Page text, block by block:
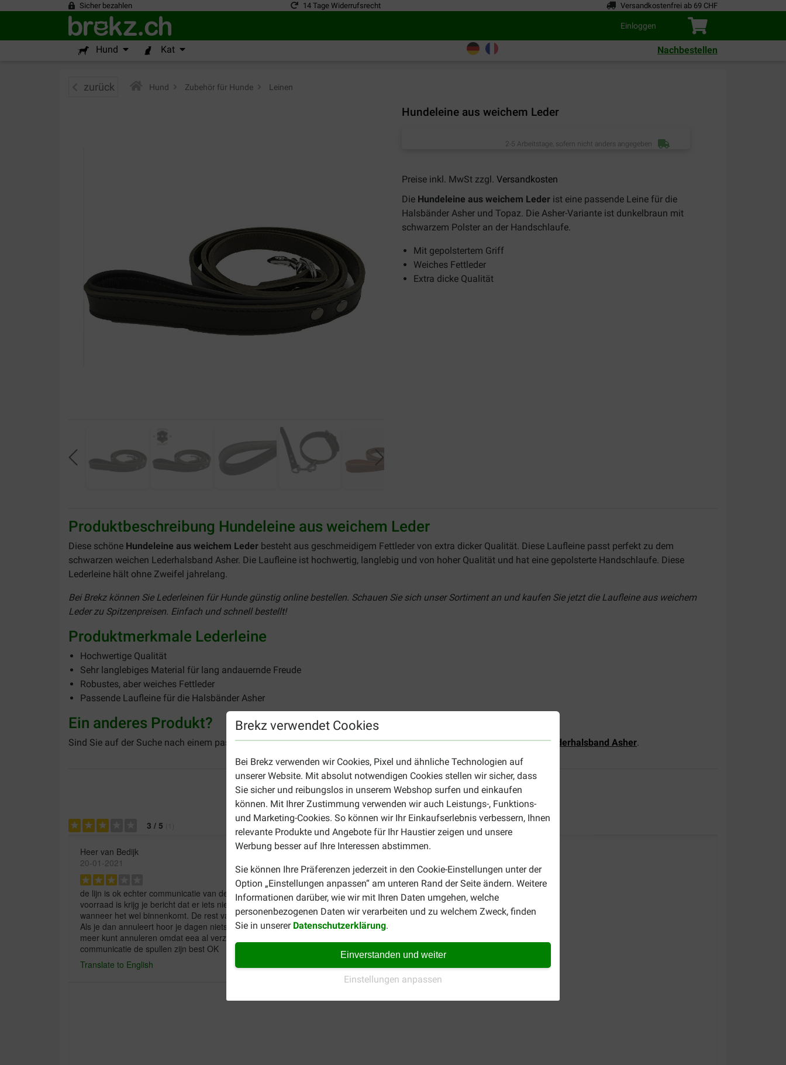
Sicher bezahlen 14 Tage Widerrufsrecht Versandkostenfrei ab 69 CHF
Einloggen
Hund Kat Nachbestellen
Brekz verwendet Cookies
Bei Brekz verwenden wir Cookies, Pixel und ähnliche Technologien auf
unserer Website. Mit absolut notwendigen Cookies stellen wir sicher, dass
Sie sicher und reibungslos in unserem Webshop surfen und einkaufen
können. Mit Ihrer Zustimmung verwenden wir auch Leistungs-, Funktions-
und Marketing-Cookies. So können wir Ihr Einkaufserlebnis verbessern, Ihnen
relevante Produkte und Angebote für Ihr Haustier zeigen und unsere
Werbung besser auf Ihre Interessen abstimmen.
Sie können Ihre Präferenzen jederzeit in den Cookie-Einstellungen unter der
Option „Einstellungen anpassen“ am unteren Rand der Seite ändern. Weitere
Informationen darüber, wie wir mit Ihren Daten umgehen, welche
personenbezogenen Daten wir verarbeiten und zu welchem Zweck, finden
Sie in unserer Datenschutzerklärung.
Einverstanden und weiter
Einstellungen anpassen
zurück Hund Zubehör für Hunde Leinen
Hundeleine aus weichem Leder
2-5 Arbeitstage, sofern nicht anders angegeben
Preise inkl. MwSt zzgl. Versandkosten
Die Hundeleine aus weichem Leder ist eine passende Leine für die
Halsbänder Asher und Topaz. Die Asher-Variante ist dunkelbraun mit
schwarzem Polster an der Handschlaufe.
Mit gepolstertem Griff
Weiches Fettleder
Extra dicke Qualität
Produktbeschreibung Hundeleine aus weichem Leder
Diese schöne Hundeleine aus weichem Leder besteht aus geschmeidigem Fettleder von extra dicker Qualität. Diese Laufleine passt perfekt zu dem
schwarzen weichen Lederhalsband Asher. Die Laufleine ist hochwertig, langlebig und von hoher Qualität und hat eine gepolsterte Handschlaufe. Diese
Lederleine hält ohne Zweifel jahrelang.
Bei Brekz können Sie Lederleinen für Hunde günstig online bestellen. Schauen Sie sich unser Sortiment an und kaufen Sie jetzt die Laufleine aus weichem
Leder zu Spitzenpreisen. Einfach und schnell bestellt!
Produktmerkmale Lederleine
Hochwertige Qualität
Sehr langlebiges Material für lang andauernde Freude
Robustes, aber weiches Fettleder
Passende Laufleine für die Halsbänder Asher
Ein anderes Produkt?
Sind Sie auf der Suche nach einem passenden Halsband zu dieser Laufleine? Schauen Sie dann nach demweichen Lederhalsband Asher.
3 / 5
Heer van Bedijk
20-01-2021
de lijn is ok echter communicatie van deze zaak is belabberd. Nadat eea op
voorraad is krijg je bericht dat er iets niet op voorraad en ze niet weten
wanneer het wel binnenkomt. De rest van de bestelling versturen ze ook niet.
Als je dan annuleert hoor je dagen niets en dan komt er bericht dat je niet
meer kunt annuleren omdat eea al verzonden wordt. Hele gebrekkige
communicatie de spullen zijn best OK
Translate to English